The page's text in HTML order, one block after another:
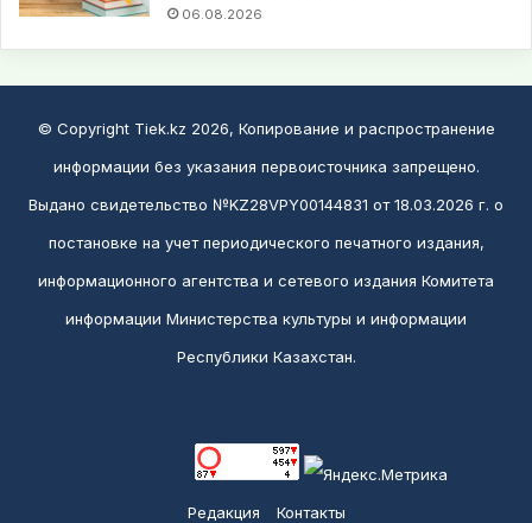
06.08.2026
© Copyright Tiek.kz 2026, Копирование и распространение
информации без указания первоисточника запрещено.
Выдано свидетельство №KZ28VPY00144831 от 18.03.2026 г. о
постановке на учет периодического печатного издания,
информационного агентства и сетевого издания Комитета
информации Министерства культуры и информации
Республики Казахстан.
Редакция Контакты